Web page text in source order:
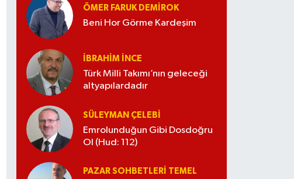
ÖMER FARUK DEMIROK
Beni Hor Görme Kardeşim
İBRAHIM İNCE
Türk Milli Takımı’nın geleceği
altyapılardadır
SÜLEYMAN ÇELEBI
Emrolunduğun Gibi Dosdoğru
Ol (Hud: 112)
PAZAR SOHBETLERI TEMEL